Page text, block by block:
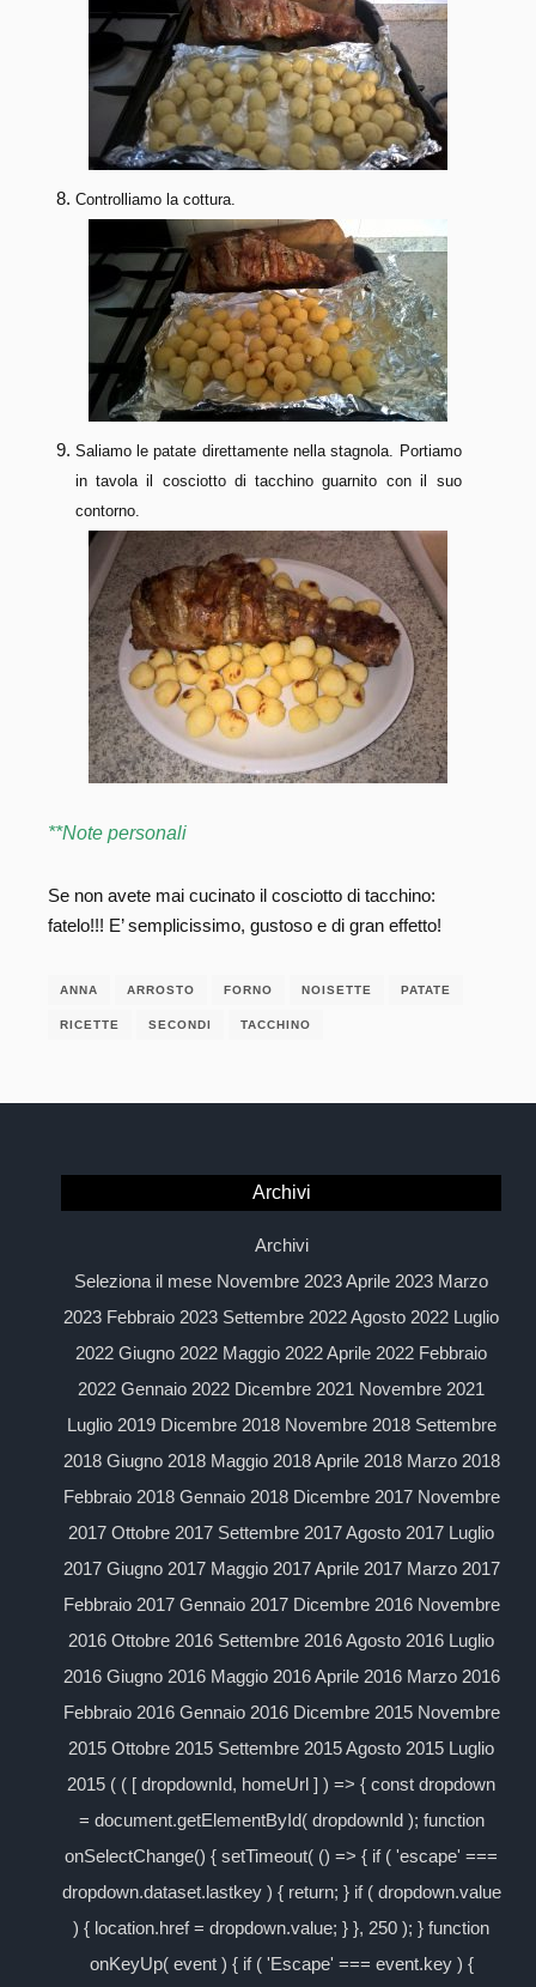
Controlliamo la cottura.
Saliamo le patate direttamente nella stagnola. Portiamo
in tavola il cosciotto di tacchino guarnito con il suo
contorno.
**Note personali
Se non avete mai cucinato il cosciotto di tacchino:
fatelo!!! E’ semplicissimo, gustoso e di gran effetto!
ANNA ARROSTO FORNO NOISETTE PATATE
RICETTE SECONDI TACCHINO
Archivi
Archivi
Seleziona il mese Novembre 2023 Aprile 2023 Marzo
2023 Febbraio 2023 Settembre 2022 Agosto 2022 Luglio
2022 Giugno 2022 Maggio 2022 Aprile 2022 Febbraio
2022 Gennaio 2022 Dicembre 2021 Novembre 2021
Luglio 2019 Dicembre 2018 Novembre 2018 Settembre
2018 Giugno 2018 Maggio 2018 Aprile 2018 Marzo 2018
Febbraio 2018 Gennaio 2018 Dicembre 2017 Novembre
2017 Ottobre 2017 Settembre 2017 Agosto 2017 Luglio
2017 Giugno 2017 Maggio 2017 Aprile 2017 Marzo 2017
Febbraio 2017 Gennaio 2017 Dicembre 2016 Novembre
2016 Ottobre 2016 Settembre 2016 Agosto 2016 Luglio
2016 Giugno 2016 Maggio 2016 Aprile 2016 Marzo 2016
Febbraio 2016 Gennaio 2016 Dicembre 2015 Novembre
2015 Ottobre 2015 Settembre 2015 Agosto 2015 Luglio
2015 ( ( [ dropdownId, homeUrl ] ) => { const dropdown
= document.getElementById( dropdownId ); function
onSelectChange() { setTimeout( () => { if ( 'escape' ===
dropdown.dataset.lastkey ) { return; } if ( dropdown.value
) { location.href = dropdown.value; } }, 250 ); } function
onKeyUp( event ) { if ( 'Escape' === event.key ) {